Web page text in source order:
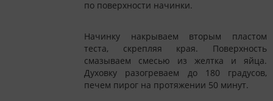
по поверхности начинки.
Начинку накрываем вторым пластом
теста, скрепляя края. Поверхность
смазываем смесью из желтка и яйца.
Духовку разогреваем до 180 градусов,
печем пирог на протяжении 50 минут.